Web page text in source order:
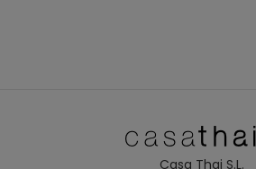
Casa Thai S.L.